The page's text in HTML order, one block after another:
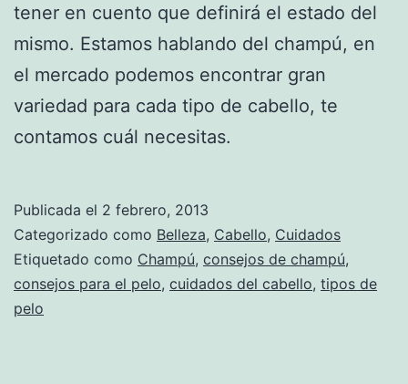
tener en cuento que definirá el estado del
mismo. Estamos hablando del champú, en
el mercado podemos encontrar gran
variedad para cada tipo de cabello, te
contamos cuál necesitas.
Publicada el 2 febrero, 2013
Categorizado como Belleza, Cabello, Cuidados
Etiquetado como Champú, consejos de champú,
consejos para el pelo, cuidados del cabello, tipos de
pelo